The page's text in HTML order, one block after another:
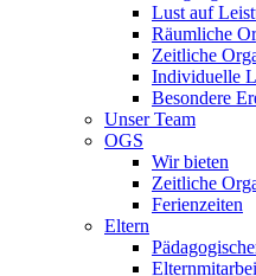
Lust auf
Räumliche
Zeitliche
Individuelle
Besondere
Unser Team
OGS
Wir bieten
Zeitliche
Ferienzeiten
Eltern